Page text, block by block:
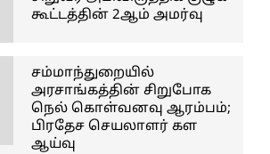
கூட்டத்தின் 2ஆம் அமர்வு
சம்மாந்துறையில்
அரசாங்கத்தின் சிறுபோக
நெல் கொள்வனவு ஆரம்பம்;
பிரதேச செயலாளர் கள
ஆய்வு